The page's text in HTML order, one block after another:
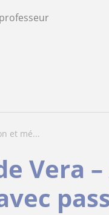
et mé...
Vera